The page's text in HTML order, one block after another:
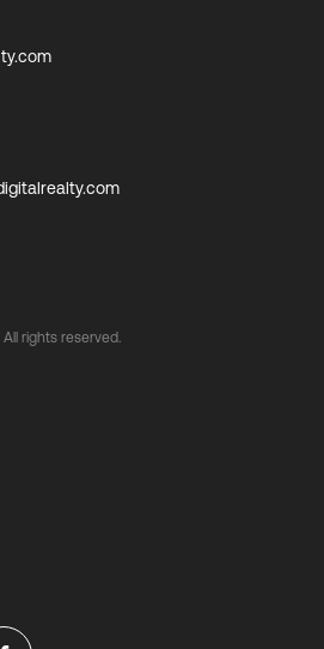
All rights reserved.